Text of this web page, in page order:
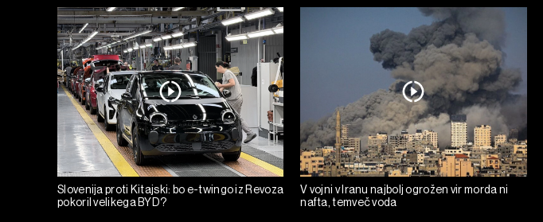
Slovenija proti Kitajski: bo e-twingo iz Revoza
pokoril velikega BYD?
V vojni v Iranu najbolj ogrožen vir morda ni
nafta, temveč voda